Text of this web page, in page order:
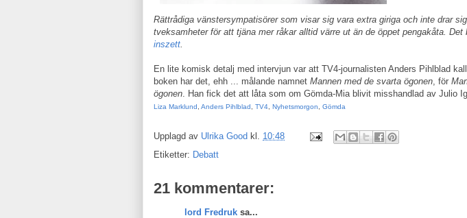
Rättrådiga vänstersympatisörer som visar sig vara extra giriga och inte drar
tveksamheter för att tjäna mer råkar alltid värre ut än de öppet pengakåta. Det
inszett.
En lite komisk detalj med intervjun var att TV4-journalisten Anders Pihlblad
boken har det, ehh ... målande namnet Mannen med de svarta ögonen, för
ögonen. Han fick det att låta som om Gömda-Mia blivit misshandlad av Julio
Liza Marklund Anders Pihlblad TV4 Nyhetsmorgon Gömda
Upplagd av Ulrika Good kl. 10:48
Etiketter: Debatt
21 kommentarer:
lord Fredruk sa...